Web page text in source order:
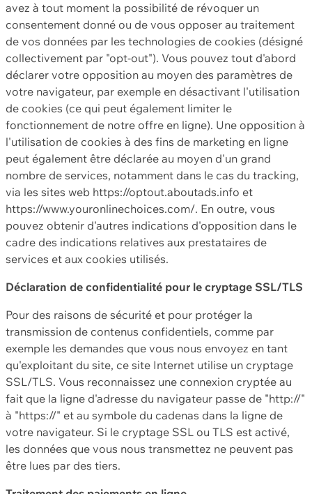
avez à tout moment la possibilité de révoquer un
consentement donné ou de vous opposer au traitement
de vos données par les technologies de cookies (désigné
collectivement par "opt-out"). Vous pouvez tout d'abord
déclarer votre opposition au moyen des paramètres de
votre navigateur, par exemple en désactivant l'utilisation
de cookies (ce qui peut également limiter le
fonctionnement de notre offre en ligne). Une opposition à
l'utilisation de cookies à des fins de marketing en ligne
peut également être déclarée au moyen d'un grand
nombre de services, notamment dans le cas du tracking,
via les sites web https://optout.aboutads.info et
https://www.youronlinechoices.com/. En outre, vous
pouvez obtenir d'autres indications d'opposition dans le
cadre des indications relatives aux prestataires de
services et aux cookies utilisés.
Déclaration de confidentialité pour le cryptage SSL/TLS
Pour des raisons de sécurité et pour protéger la
transmission de contenus confidentiels, comme par
exemple les demandes que vous nous envoyez en tant
qu'exploitant du site, ce site Internet utilise un cryptage
SSL/TLS. Vous reconnaissez une connexion cryptée au
fait que la ligne d'adresse du navigateur passe de "http://"
à "https://" et au symbole du cadenas dans la ligne de
votre navigateur. Si le cryptage SSL ou TLS est activé,
les données que vous nous transmettez ne peuvent pas
être lues par des tiers.